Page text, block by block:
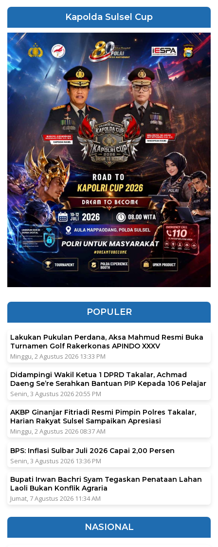
Kapolda Sulsel Cup
POPULER
Lakukan Pukulan Perdana, Aksa Mahmud Resmi Buka
Turnamen Golf Rakerkonas APINDO XXXV
Minggu, 2 Agustus 2026 13:33 PM
Didampingi Wakil Ketua 1 DPRD Takalar, Achmad
Daeng Se’re Serahkan Bantuan PIP Kepada 106 Pelajar
Senin, 3 Agustus 2026 20:55 PM
AKBP Ginanjar Fitriadi Resmi Pimpin Polres Takalar,
Harian Rakyat Sulsel Sampaikan Apresiasi
Minggu, 2 Agustus 2026 08:37 AM
BPS: Inflasi Sulbar Juli 2026 Capai 2,00 Persen
Senin, 3 Agustus 2026 13:36 PM
Bupati Irwan Bachri Syam Tegaskan Penataan Lahan
Laoli Bukan Konflik Agraria
Jumat, 7 Agustus 2026 11:34 AM
NASIONAL